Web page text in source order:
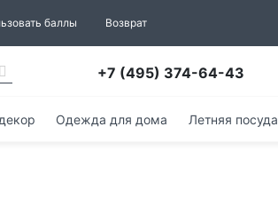
баллы Возврат
+7 (495) 374-64-43
Одежда для дома Летняя посуда